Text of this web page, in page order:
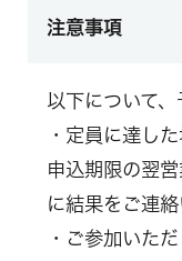
注意事項
以下について、
・定員に達し
申込期限の翌
に結果をご連絡
・ご参加いた